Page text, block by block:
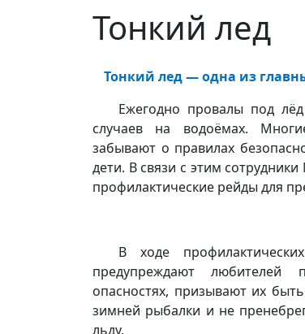
Тонкий лед
Тонкий лед — одна из
Ежегодно провалы под
случаев на водоёмах.
забывают о правилах
дети. В связи с этим
профилактические рейды для
В ходе
предупреждают
опасностях, призывают их
зимней рыбалки и не
льду.